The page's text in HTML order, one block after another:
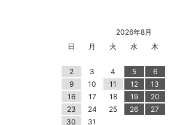
2026年8月
日
月 火 水 木
2
3 4 5 6
9
10 11 12 13
16
17 18 19 20
23
24 25 26 27
30
31